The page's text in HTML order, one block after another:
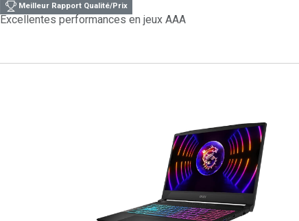
Meilleur Rapport Qualité/Prix
Excellentes performances en jeux AAA